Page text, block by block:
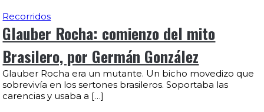
Recorridos
Glauber Rocha: comienzo del mito
Brasilero, por Germán González
Glauber Rocha era un mutante. Un bicho movedizo que
sobrevivía en los sertones brasileros. Soportaba las
carencias y usaba a […]